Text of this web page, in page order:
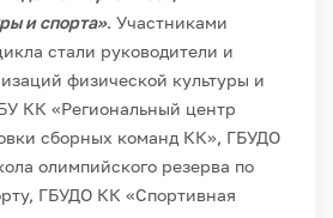
и спорта». Участниками
стали руководители и
физической культуры и
КК «Региональный центр
сборных команд КК», ГБУДО
олимпийского резерва по
ГБУДО КК «Спортивная